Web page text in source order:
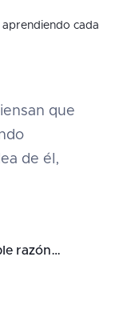
cada
que
de él,
razón…